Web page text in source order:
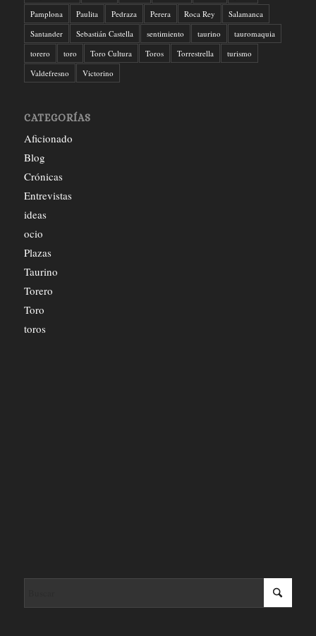
Pamplona
Paulita Pedraza Perera Roca Rey
Salamanca
Santander
Sebastián Castella sentimiento taurino
tauromaquia
torero
toro Toro Cultura Toros Torrestrella
turismo
Valdefresno
Victorino
CATEGORÍAS
Aficionado
Blog
Crónicas
Entrevistas
ideas
ocio
Plazas
Taurino
Torero
Toro
toros